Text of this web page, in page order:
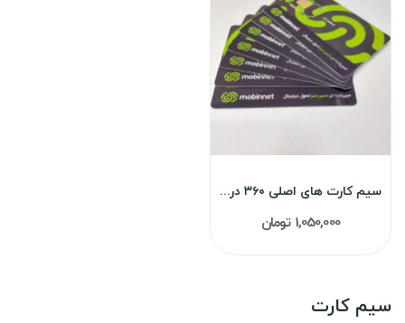
سیم کارت
سیم کارت های اصلی ۳۶۰ درجه مبین نت (رومینگ)
1,050,000 تومان